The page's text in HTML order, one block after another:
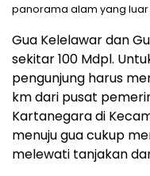
panorama alam yang luar
Gua Kelelawar dan
sekitar 100 Mdpl.
pengunjung harus
km dari pusat
Kartanegara di
menuju gua cukup
melewati tanjakan